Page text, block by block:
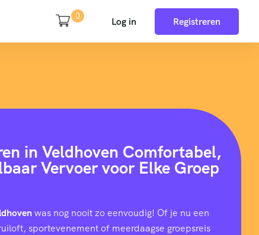
0 Log in Registreren
in Veldhoven Comfortabel,
Vervoer voor Elke Groep
was nog nooit zo eenvoudig! Of je nu een
sportevenement of meerdaagse groepsreis